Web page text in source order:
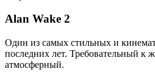
Alan Wake 2
Один из самых стильных и
последних лет. Требовательный к
атмосферный.